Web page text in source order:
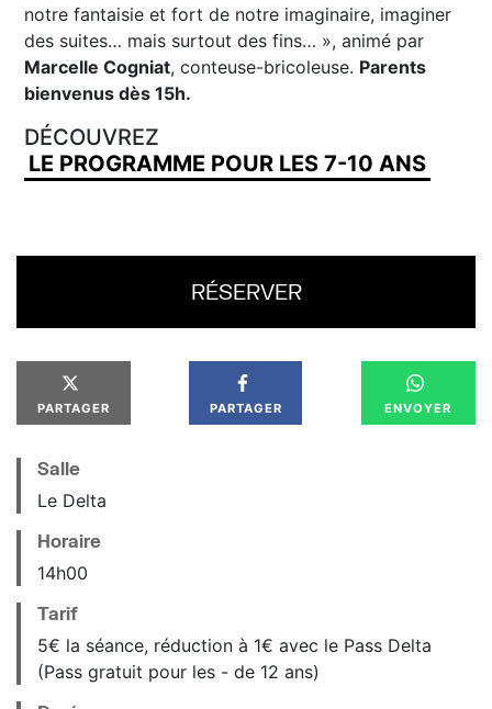
notre fantaisie et fort de notre imaginaire, imaginer
des suites… mais surtout des fins… », animé par
Marcelle Cogniat, conteuse-bricoleuse. Parents
bienvenus dès 15h.
DÉCOUVREZ
LE PROGRAMME POUR LES 7-10 ANS
RÉSERVER
PARTAGER PARTAGER ENVOYER
Salle
Le Delta
Horaire
14h00
Tarif
5€ la séance, réduction à 1€ avec le Pass Delta
(Pass gratuit pour les - de 12 ans)